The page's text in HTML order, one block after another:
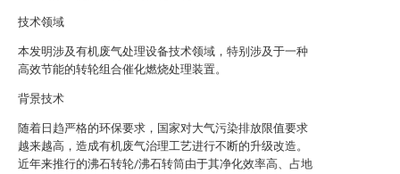
技术领域
本发明涉及有机废气处理设备技术领域，特别涉及于一种
高效节能的转轮组合催化燃烧处理装置。
背景技术
随着日趋严格的环保要求，国家对大气污染排放限值要求
越来越高，造成有机废气治理工艺进行不断的升级改造。
近年来推行的沸石转轮/沸石转筒由于其净化效率高、占地